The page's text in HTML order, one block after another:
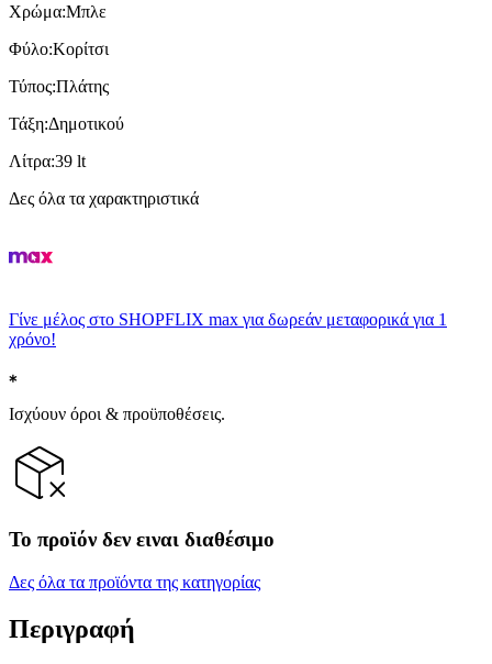
Χρώμα:Μπλε
Φύλο:Κορίτσι
Τύπος:Πλάτης
Τάξη:Δημοτικού
Λίτρα:39 lt
Δες όλα τα χαρακτηριστικά
Γίνε μέλος στο SHOPFLIX max για δωρεάν μεταφορικά για 1
χρόνο!
Ισχύουν όροι & προϋποθέσεις.
Το προϊόν δεν ειναι διαθέσιμο
Δες όλα τα προϊόντα της κατηγορίας
Περιγραφή